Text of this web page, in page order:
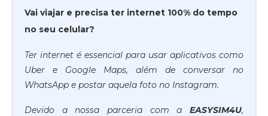
Vai viajar e precisa ter internet 100% do tempo
no seu celular?
Ter internet é essencial para usar aplicativos como
Uber e Google Maps, além de conversar no
WhatsApp e postar aquela foto no Instagram.
Devido a nossa parceria com a EASYSIM4U,